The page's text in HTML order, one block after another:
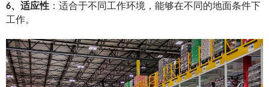
6、适应性 ：适合于不同工作环境，能够在不同的地面条件下
工作。